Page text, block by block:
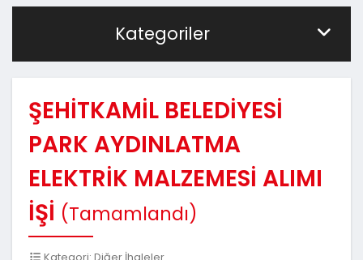
Kategoriler
ŞEHİTKAMİL BELEDİYESİ
PARK AYDINLATMA
ELEKTRİK MALZEMESİ ALIMI
İŞİ (Tamamlandı)